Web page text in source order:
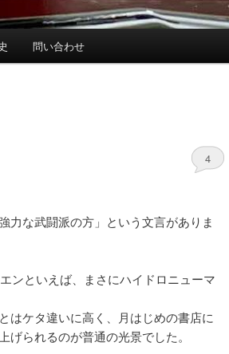
問い合わせ
4
力な武闘派の方」という文言がありま
ンといえば、まさにハイドロニューマ
はケタ違いに高く、月はじめの書店に
られるのが普通の光景でした。